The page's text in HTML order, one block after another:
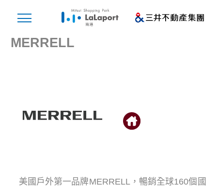
MERRELL
美國戶外第一品牌MERRELL，暢銷全球160個國